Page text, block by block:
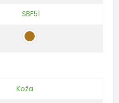
SBF51
Koža